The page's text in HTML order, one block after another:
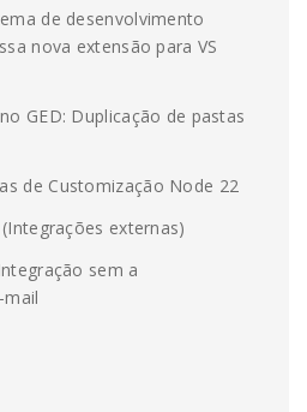
de desenvolvimento
nova extensão para VS
GED: Duplicação de pastas
de Customização Node 22
externas)
sem a